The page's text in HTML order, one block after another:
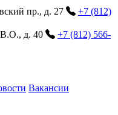
пр., д. 27
+7 (812)
В.О., д. 40
+7 (812) 566-
Вакансии